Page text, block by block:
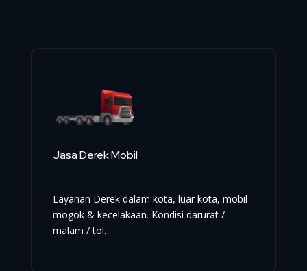
Jasa Derek Mobil
Layanan Derek dalam kota, luar kota, mobil
mogok & kecelakaan. Kondisi darurat /
malam / tol.